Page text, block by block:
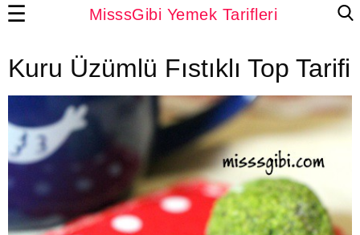
MisssGibi Yemek Tarifleri
☰
Kuru Üzümlü Fıstıklı Top Tarifi